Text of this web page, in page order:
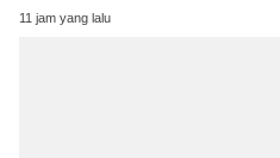
11 jam yang lalu